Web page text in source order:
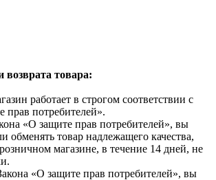
возврата товара:
работает в строгом соответствии с
прав потребителей».
«О защите прав потребителей», вы
обменять товар надлежащего качества,
магазине, в течение 14 дней, не
«О защите прав потребителей», вы